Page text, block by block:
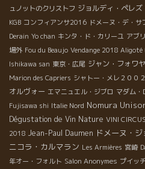
ュノットのクリストフ ジョルディ・ペレズ
KGB コンフィアンサ2016 ドメーヌ・デ・サ
Derain Yo chan キンタ・ド・カリーユ アブ
場外 Fou du Beaujo Vendange 2018
Ishikawa san 東京・広尾 ジャン・フォワ
Marion des Capriers シャトー・メレ２００２
オルヴォー エマニュエル・ジブロ マダム・
Fujisawa shi Italie Nord Nomura
Dégustation de Vin Nature VINI CIRCUS
2018 Jean-Paul Daumen ドメーヌ・
ニコラ・カルマラン Les Armières 宮崎
年オー・フォルト Salon Anonymes プイッ